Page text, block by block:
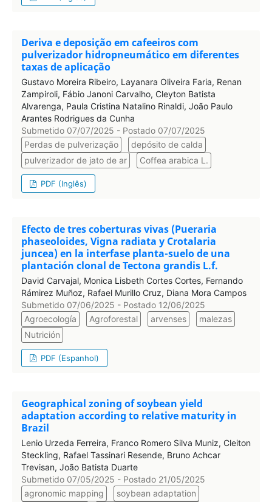
Deriva e deposição em cafeeiros com
pulverizador hidropneumático em diferentes
taxas de aplicação
Gustavo Moreira Ribeiro, Layanara Oliveira Faria, Renan
Zampiroli, Fábio Janoni Carvalho, Cleyton Batista
Alvarenga, Paula Cristina Natalino Rinaldi, João Paulo
Arantes Rodrigues da Cunha
Submetido 07/07/2025 - Postado 07/07/2025
Perdas de pulverização
depósito de calda
pulverizador de jato de ar
Coffea arabica L.
PDF (Inglês)
Efecto de tres coberturas vivas (Pueraria
phaseoloides, Vigna radiata y Crotalaria
juncea) en la interfase planta-suelo de una
plantación clonal de Tectona grandis L.f.
David Carvajal, Monica Lisbeth Cortes Cortes, Fernando
Rámirez Muñoz, Rafael Murillo Cruz, Diana Mora Campos
Submetido 07/06/2025 - Postado 12/06/2025
Agroecología
Agroforestal arvenses
malezas
Nutrición
PDF (Espanhol)
Geographical zoning of soybean yield
adaptation according to relative maturity in
Brazil
Lenio Urzeda Ferreira, Franco Romero Silva Muniz, Cleiton
Steckling, Rafael Tassinari Resende, Bruno Achcar
Trevisan, João Batista Duarte
Submetido 07/05/2025 - Postado 21/05/2025
agronomic mapping
soybean adaptation